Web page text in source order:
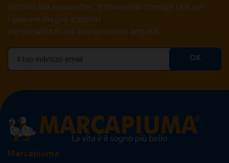
Iscriviti alla newsletter, ti invieremo consigli utili per
riposare meglio e sconti
personalizzati sui tuoi prossimi acquisti.
Marcapiuma